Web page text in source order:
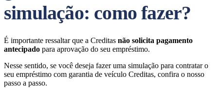
simulação: como fazer?
É importante ressaltar que a Creditas não solicita pagamento
antecipado para aprovação do seu empréstimo.
Nesse sentido, se você deseja fazer uma simulação para contratar o
seu empréstimo com garantia de veículo Creditas, confira o nosso
passo a passo.